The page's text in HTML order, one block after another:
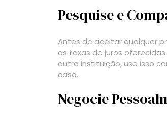
Pesquise e
Antes de aceitar qualquer
as taxas de juros
outra instituição, use isso
caso.
Negocie